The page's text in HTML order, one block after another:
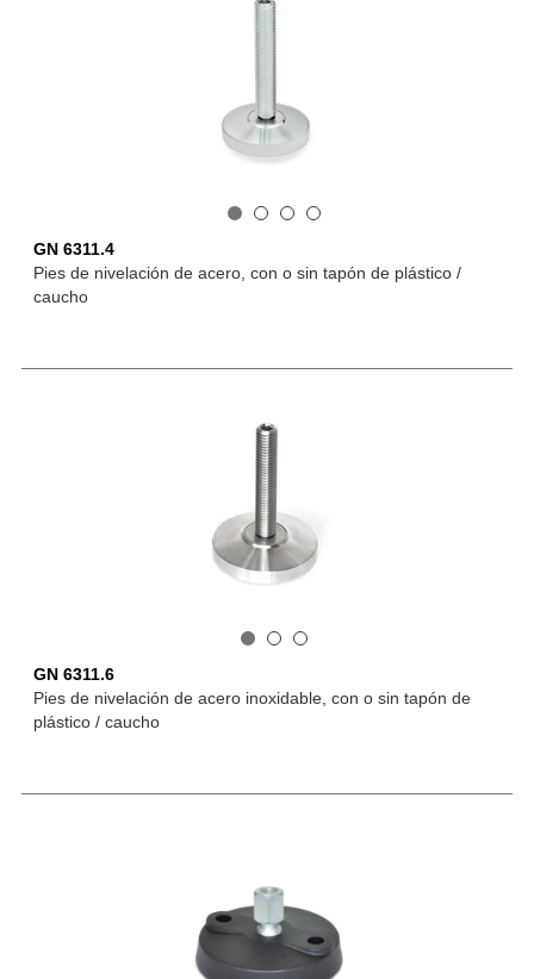
GN 6311.4
Pies de nivelación de acero, con o sin tapón de plástico /
caucho
GN 6311.6
Pies de nivelación de acero inoxidable, con o sin tapón de
plástico / caucho